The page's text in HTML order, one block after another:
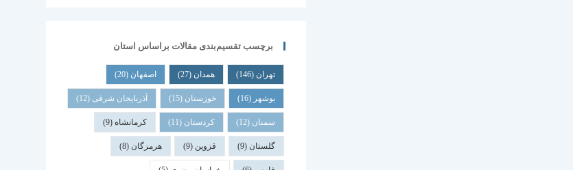
برچسب تقسیم‌بندی مقالات براساس استان
تهران (146) همدان (27) اصفهان (20)
بوشهر (16) خوزستان (15) آذربایجان شرقی (12)
سمنان (12) کردستان (11) کرمانشاه(9)
گلستان (9) قزوین (9) هرمزگان (8)